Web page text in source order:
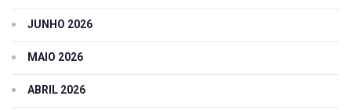
JUNHO 2026
MAIO 2026
ABRIL 2026